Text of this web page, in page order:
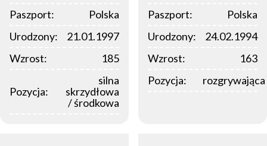
Paszport:
Polska
Urodzony:
21.01.1997
Wzrost:
185
Pozycja:
silna
skrzydłowa
/ środkowa
Paszport:
Polska
Urodzony:
24.02.1994
Wzrost:
163
Pozycja:
rozgrywająca